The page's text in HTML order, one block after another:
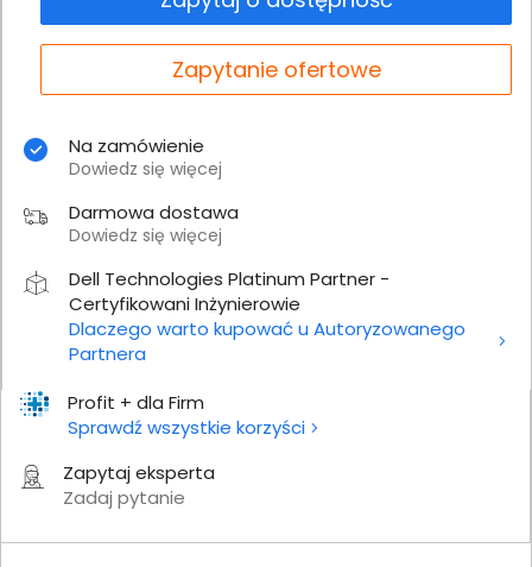
Profit + dla Firm
Sprawdź wszystkie korzyści
Zapytaj eksperta
Zadaj pytanie
Zapytanie ofertowe
Na zamówienie
Dowiedz się więcej
Darmowa dostawa
Dowiedz się więcej
Dell Technologies Platinum Partner -
Certyfikowani Inżynierowie
Dlaczego warto kupować u Autoryzowanego
Partnera